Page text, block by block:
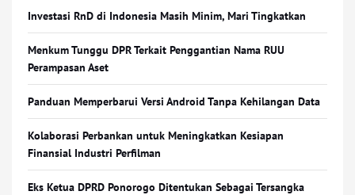
Investasi RnD di Indonesia Masih Minim, Mari Tingkatkan
Menkum Tunggu DPR Terkait Penggantian Nama RUU
Perampasan Aset
Panduan Memperbarui Versi Android Tanpa Kehilangan Data
Kolaborasi Perbankan untuk Meningkatkan Kesiapan
Finansial Industri Perfilman
Eks Ketua DPRD Ponorogo Ditentukan Sebagai Tersangka